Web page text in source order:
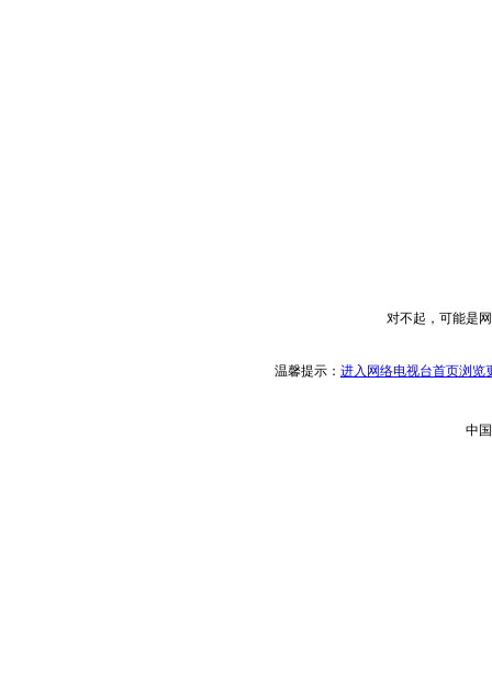
对不起，可能是
温馨提示： 进入网络电视台首页浏览
中